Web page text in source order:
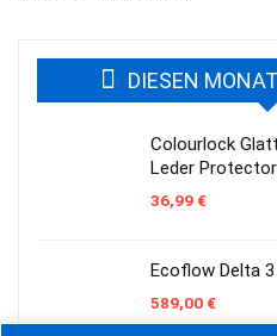
DIESEN
Colourlock
Leder Protector
36,99€
Ecoflow Delta 3
589,00€